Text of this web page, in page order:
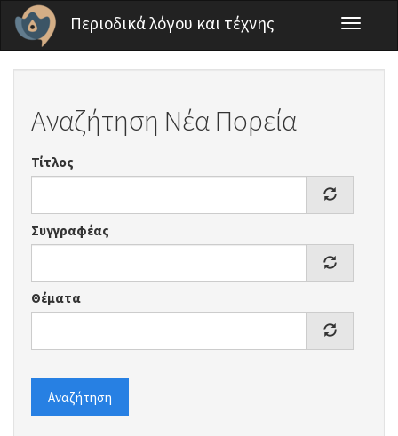
Παράκαμψη προς το κυρίως περιεχόμενο
Περιοδικά λόγου και τέχνης
Toggle
Αναζήτηση Νέα Πορεία
Τίτλος
Συγγραφέας
Θέματα
Αναζήτηση